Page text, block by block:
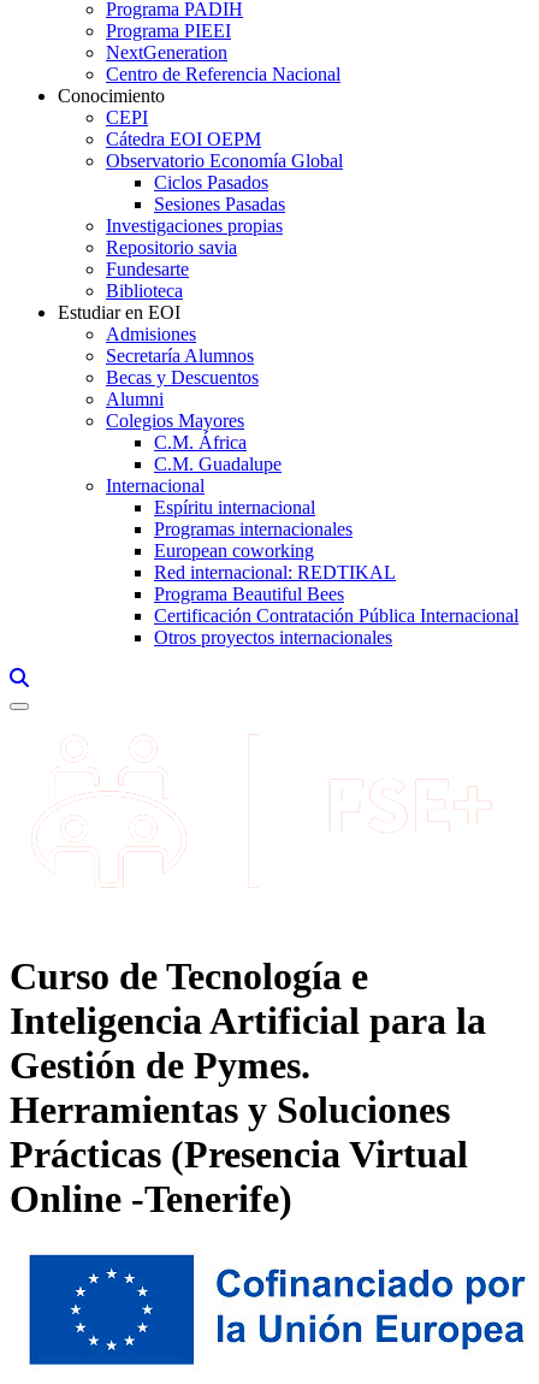
Programa PADIH
Programa PIEEI
NextGeneration
Centro de Referencia Nacional
Conocimiento
CEPI
Cátedra EOI OEPM
Observatorio Economía Global
Ciclos Pasados
Sesiones Pasadas
Investigaciones propias
Repositorio savia
Fundesarte
Biblioteca
Estudiar en EOI
Admisiones
Secretaría Alumnos
Becas y Descuentos
Alumni
Colegios Mayores
C.M. África
C.M. Guadalupe
Internacional
Espíritu internacional
Programas internacionales
European coworking
Red internacional: REDTIKAL
Programa Beautiful Bees
Certificación Contratación Pública Internacional
Otros proyectos internacionales
Curso de Tecnología e
Inteligencia Artificial para la
Gestión de Pymes.
Herramientas y Soluciones
Prácticas (Presencia Virtual
Online -Tenerife)